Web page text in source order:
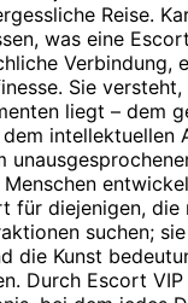
Reise.
was eine
Verbindung,
Sie
liegt – dem
dem intellektuellen
für diejenigen, die
suchen;
die Kunst
Durch Escort